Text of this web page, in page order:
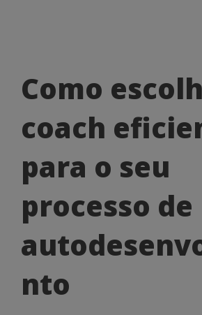
Como
escolher
um
coach
eficiente
para
o
seu
processo
Como
coach
para o seu
processo de
nto